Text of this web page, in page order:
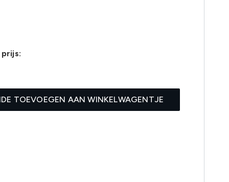
TOEVOEGEN AAN WINKELWAGENTJE